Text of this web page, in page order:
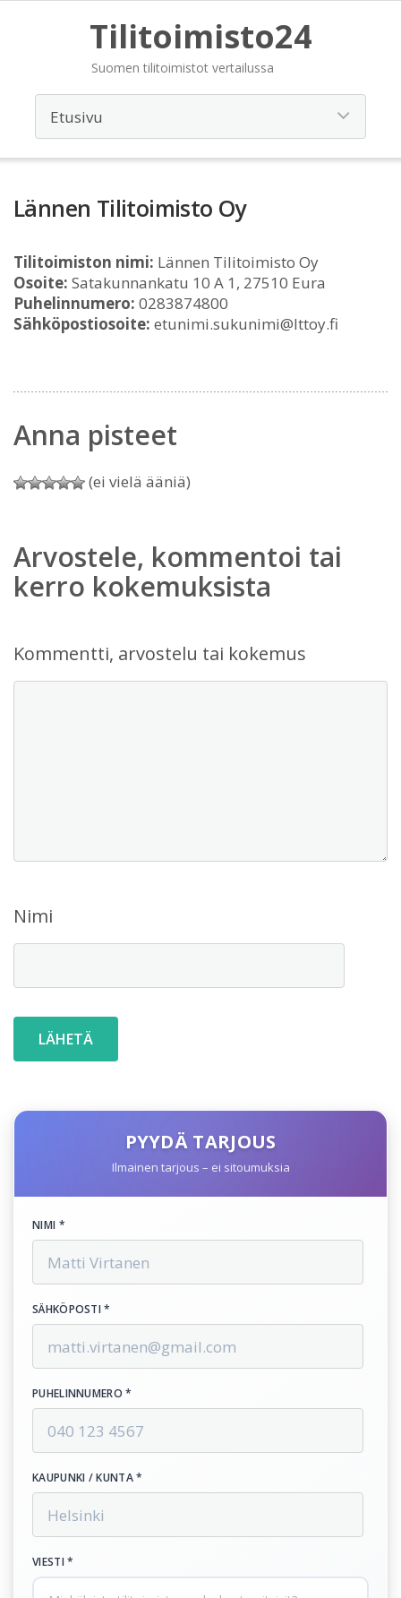
Tilitoimisto24
Suomen tilitoimistot vertailussa
Lännen Tilitoimisto Oy
Tilitoimiston nimi: Lännen Tilitoimisto Oy
Osoite: Satakunnankatu 10 A 1, 27510 Eura
Puhelinnumero: 0283874800
Sähköpostiosoite: etunimi.sukunimi@lttoy.fi
Anna pisteet
(ei vielä ääniä)
Arvostele, kommentoi tai
kerro kokemuksista
Kommentti, arvostelu tai kokemus
Nimi
PYYDÄ TARJOUS
Ilmainen tarjous – ei sitoumuksia
NIMI *
SÄHKÖPOSTI *
PUHELINNUMERO *
KAUPUNKI / KUNTA *
VIESTI *